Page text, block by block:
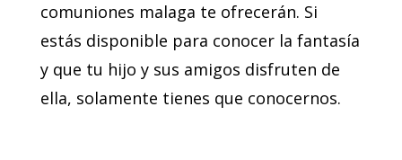
comuniones malaga te ofrecerán. Si
estás disponible para conocer la fantasía
y que tu hijo y sus amigos disfruten de
ella, solamente tienes que conocernos.